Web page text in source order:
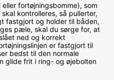
fortøjningsbomme), som
kontrolleres, så pullerter,
fastgjort og holder til båden,
pæle, skal du sørge for, at
ned og korrekt
er fastgjort til
bedst til den normale
glide frit i ring- og øjebolten